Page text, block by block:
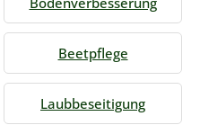
Beetpflege
Laubbeseitigung